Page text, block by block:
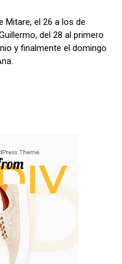
Mitare, el 26 a los de
del 28 al primero
y finalmente el domingo